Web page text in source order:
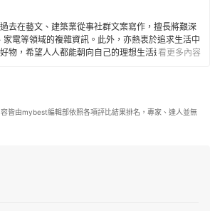
去在藝文、建築業從事社群文案寫作，擅長將艱深
電等領域的複雜資訊。此外，亦熱衷於追求生活中
物，希望人人都能朝向自己的理想生活邁進。看更多內容
皆由mybest編輯部依照各項評比結果排名，專家、達人並無